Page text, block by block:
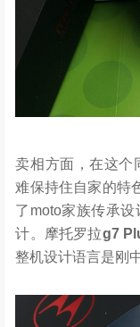
卖相方面，在这个
难保持住自家的特
了moto家族传承
计。摩托罗拉g7
整机设计语言是刚